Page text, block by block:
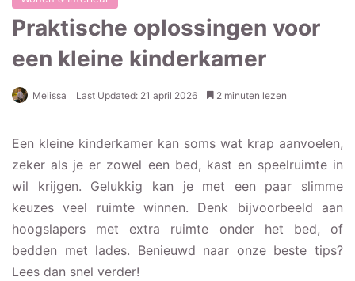
Praktische oplossingen voor
een kleine kinderkamer
Melissa Last Updated: 21 april 2026 2 minuten lezen
Een kleine kinderkamer kan soms wat krap aanvoelen,
zeker als je er zowel een bed, kast en speelruimte in
wil krijgen. Gelukkig kan je met een paar slimme
keuzes veel ruimte winnen. Denk bijvoorbeeld aan
hoogslapers met extra ruimte onder het bed, of
bedden met lades. Benieuwd naar onze beste tips?
Lees dan snel verder!